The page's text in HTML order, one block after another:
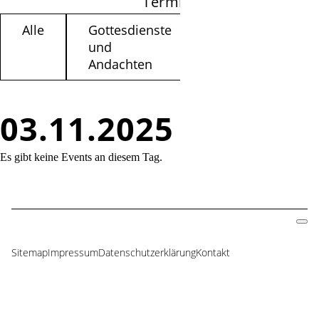
03.11.2025
Alle
Gottesdienste
und
Andachten
Es gibt keine Events an diesem Tag.
Navigation
SitemapImpressumDatenschutzerklärungKontakt